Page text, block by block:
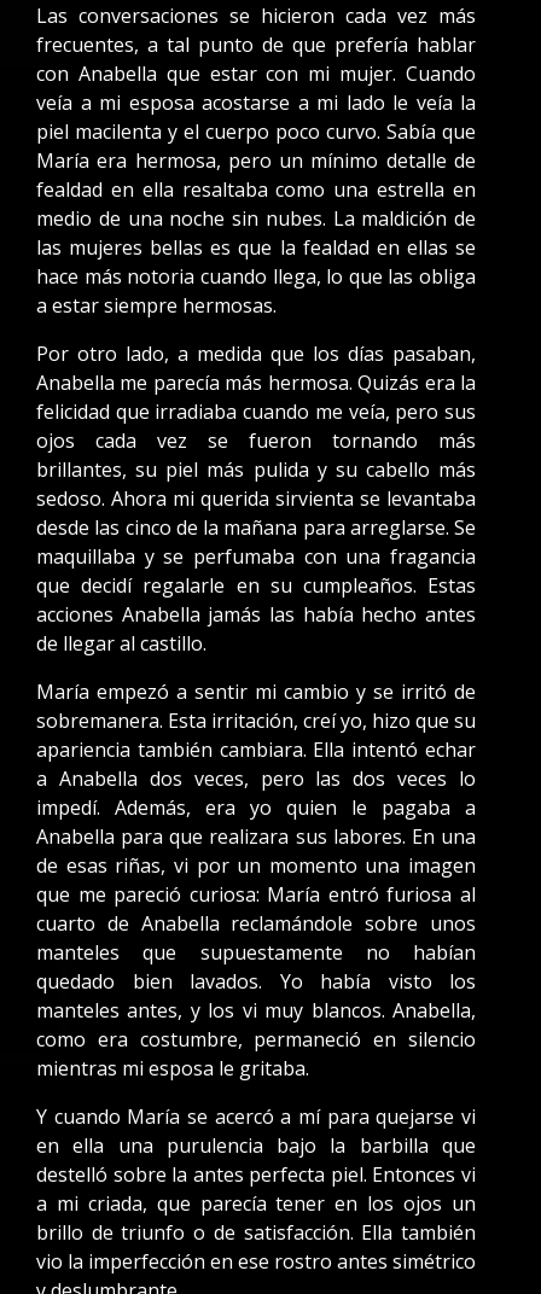
Las conversaciones se hicieron cada vez más
frecuentes, a tal punto de que prefería hablar
con Anabella que estar con mi mujer. Cuando
veía a mi esposa acostarse a mi lado le veía la
piel macilenta y el cuerpo poco curvo. Sabía que
María era hermosa, pero un mínimo detalle de
fealdad en ella resaltaba como una estrella en
medio de una noche sin nubes. La maldición de
las mujeres bellas es que la fealdad en ellas se
hace más notoria cuando llega, lo que las obliga
a estar siempre hermosas.
Por otro lado, a medida que los días pasaban,
Anabella me parecía más hermosa. Quizás era la
felicidad que irradiaba cuando me veía, pero sus
ojos cada vez se fueron tornando más
brillantes, su piel más pulida y su cabello más
sedoso. Ahora mi querida sirvienta se levantaba
desde las cinco de la mañana para arreglarse. Se
maquillaba y se perfumaba con una fragancia
que decidí regalarle en su cumpleaños. Estas
acciones Anabella jamás las había hecho antes
de llegar al castillo.
María empezó a sentir mi cambio y se irritó de
sobremanera. Esta irritación, creí yo, hizo que su
apariencia también cambiara. Ella intentó echar
a Anabella dos veces, pero las dos veces lo
impedí. Además, era yo quien le pagaba a
Anabella para que realizara sus labores. En una
de esas riñas, vi por un momento una imagen
que me pareció curiosa: María entró furiosa al
cuarto de Anabella reclamándole sobre unos
manteles que supuestamente no habían
quedado bien lavados. Yo había visto los
manteles antes, y los vi muy blancos. Anabella,
como era costumbre, permaneció en silencio
mientras mi esposa le gritaba.
Y cuando María se acercó a mí para quejarse vi
en ella una purulencia bajo la barbilla que
destelló sobre la antes perfecta piel. Entonces vi
a mi criada, que parecía tener en los ojos un
brillo de triunfo o de satisfacción. Ella también
vio la imperfección en ese rostro antes simétrico